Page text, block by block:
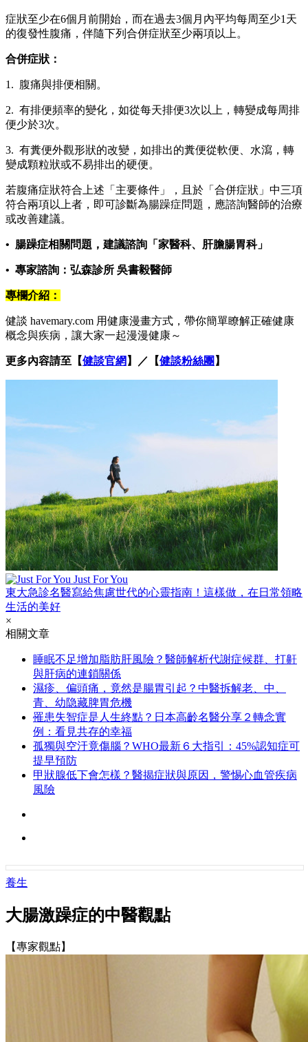
症狀至少在6個月前開始，而在過去3個月內平均每周至少1天
的復發性腹痛，伴隨下列合併症狀至少兩項以上。
合併症狀：
1. 腹痛與排便相關。
2. 有排便頻率的變化，如從每天排便3次以上，轉變成每周排
便少於3次。
3. 有糞便外觀形狀的改變，如排出的糞便從軟便、水瀉，轉
變成顆粒狀或不易排出的硬便。
若腹痛症狀符合上述「主要條件」，且於「合併症狀」中三項
符合兩項以上者，即可診斷為腸躁症問題，應諮詢醫師的治療
或改善建議。
• 腸躁症相關問題，建議諮詢「家醫科、肝膽腸胃科」
• 專家諮詢：弘森診所 吳書毅醫師
專欄介紹：
健談 havemary.com 用健康漫畫方式，帶你簡單瞭解正確健康
概念與疾病，讓大家一起漫漫健康～
更多內容請至【健談官網 】／【健談粉絲團 】
Just For You
東大急診名醫寫給焦慮世代的心靈指南！這樣做，在日常領略
生活的美好
×
相關文章
睡眠不足增加脂肪肝風險？醫師解析代謝症候群、打鼾
與肝病的連鎖關係
濕疹、偏頭痛，竟然是腸胃引起？中醫拆解老、中、
青、幼隐藏脾胃危機
罹患失智症是人生終點？日本高齡名醫分享２轉念實
例：看見共存的幸福
孤獨與空汙竟傷腦？WHO最新６大指引：45%認知症可
提早預防
甲狀腺低下會怎樣？醫揭症狀與原因，警惕心血管疾病
風險
養生
大腸激躁症的中醫觀點
【專家觀點】